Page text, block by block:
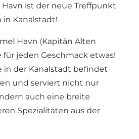
ist der neue Treffpunkt
in Kanalstadt!
Havn (Kapitän Alten
für jeden Geschmack etwas!
in der Kanalstadt befindet
und serviert nicht nur
auch eine breite
Spezialitäten aus der